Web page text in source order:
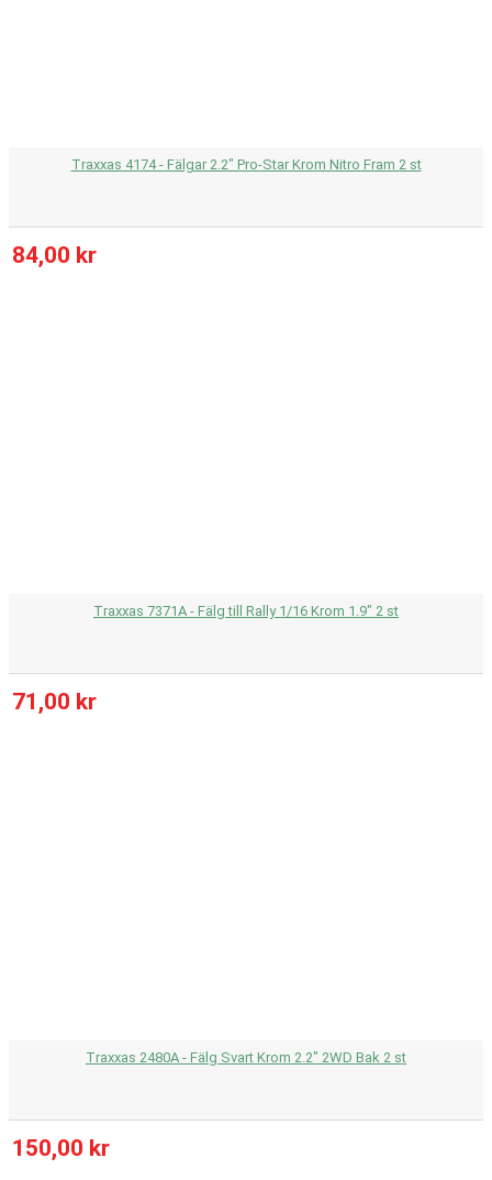
Traxxas 4174 - Fälgar 2.2" Pro-Star Krom Nitro Fram 2 st
84,00 kr
Traxxas 7371A - Fälg till Rally 1/16 Krom 1.9" 2 st
71,00 kr
Traxxas 2480A - Fälg Svart Krom 2.2" 2WD Bak 2 st
150,00 kr